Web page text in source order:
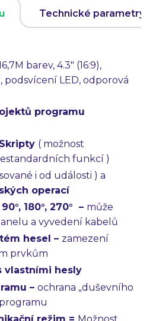
Technické parametry
barev, 4.3″ (16:9),
podsvícení LED, odporová
programu
( možnost
funkcí )
i od události ) a
operací
180°, 270° – může
a vyvedení kabelů
hesel – zamezení
prvkům
vlastními hesly
– ochrana „duševního
režim = Možnost